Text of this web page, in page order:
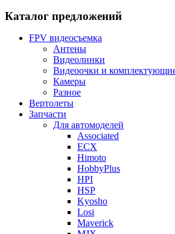
Каталог предложений
FPV видеосъемка
Антены
Видеолинки
Видеоочки и
Камеры
Разное
Вертолеты
Запчасти
Для автомоделей
Associated
ECX
Himoto
HobbyPlus
HPI
HSP
Kyosho
Losi
Maverick